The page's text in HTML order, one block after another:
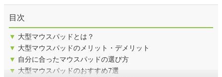
目次
▼ 大型マウスパッドとは？
▼ 大型マウスパッドのメリット・デメリット
▼ 自分に合ったマウスパッドの選び方
▼ 大型マウスパッドのおすすめ7選